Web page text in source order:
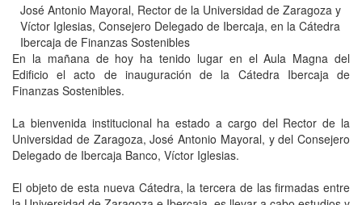
José Antonio Mayoral, Rector de la Universidad de Zaragoza y
Víctor Iglesias, Consejero Delegado de Ibercaja, en la Cátedra
Ibercaja de Finanzas Sostenibles
En la mañana de hoy ha tenido lugar en el Aula Magna del
Edificio el acto de inauguración de la Cátedra Ibercaja de
Finanzas Sostenibles.
La bienvenida institucional ha estado a cargo del Rector de la
Universidad de Zaragoza, José Antonio Mayoral, y del Consejero
Delegado de Ibercaja Banco, Víctor Iglesias.
El objeto de esta nueva Cátedra, la tercera de las firmadas entre